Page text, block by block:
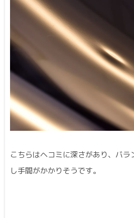
こちらはヘコミに深さがあり、バ
し手間がかかりそうです。